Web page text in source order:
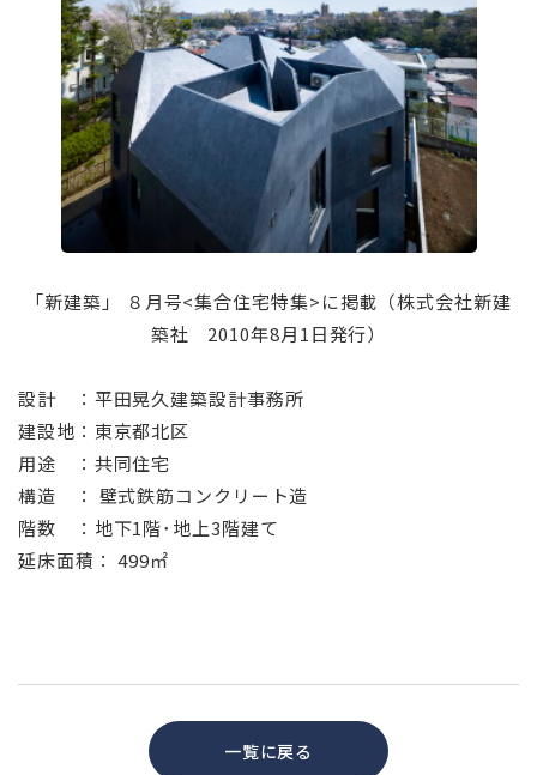
「新建築」 ８月号<集合住宅特集>に掲載（株式会社新建
築社 2010年8月1日発行）
設計 ：平田晃久建築設計事務所
建設地：東京都北区
用途 ：共同住宅
構造 ： 壁式鉄筋コンクリート造
階数 ：地下1階･地上3階建て
延床面積： 499㎡
一覧に戻る